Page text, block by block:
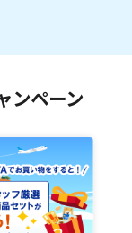
ンペーン